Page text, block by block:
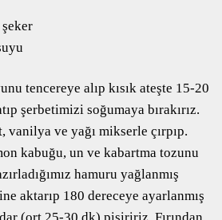
tencereye alıp kısık ateşte 15-20
şerbetimizi soğumaya bırakırız.
vanilya ve yağı mikserle çırpıp.
kabuğu, un ve kabartma tozunu
hamuru yağlanmış
aktarıp 180 dereceye ayarlanmış
(ort 25-30 dk) pişiririz. Fırından